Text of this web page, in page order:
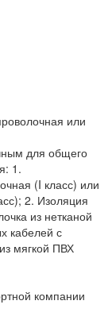
или
для общего
1.
(I класс) или
2. Изоляция
из нетканой
кабелей с
мягкой ПВХ
компании